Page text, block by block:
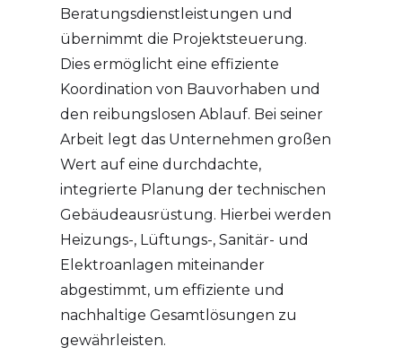
Beratungsdienstleistungen und
übernimmt die Projektsteuerung.
Dies ermöglicht eine effiziente
Koordination von Bauvorhaben und
den reibungslosen Ablauf. Bei seiner
Arbeit legt das Unternehmen großen
Wert auf eine durchdachte,
integrierte Planung der technischen
Gebäudeausrüstung. Hierbei werden
Heizungs-, Lüftungs-, Sanitär- und
Elektroanlagen miteinander
abgestimmt, um effiziente und
nachhaltige Gesamtlösungen zu
gewährleisten.